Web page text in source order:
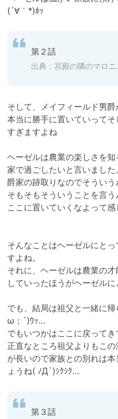
(´∀｀*)ﾎｯ
第２話
出典： 宮殿の隣のマロニ
そして、メイフィールド男爵
本当に勝手に置いていって
すぎますよね
ヘーゼルは農業の楽しさを
家で過ごしたいと言いまし
爵家の跡取りなのでそういう
そもそもそういうことを言
ここに置いていくなよって
そんなことはヘーゼルにと
すよね。
それに、ヘーゼルは農業の
していったほうがヘーゼル
でも、結局は祖父と一緒に
ω；`)ｳｯ…
でもいつかはここに戻って
正直なところ祖父よりもこ
が長いので家族との別れは
ょうね( ﾉД`)ｼｸｼｸ…
第３話